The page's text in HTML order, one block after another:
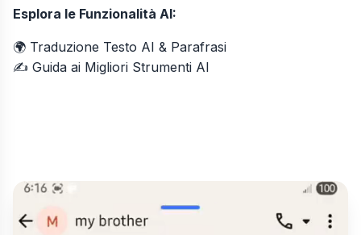
Esplora le Funzionalità AI:
🌍 Traduzione Testo AI & Parafrasi
✍️ Guida ai Migliori Strumenti AI